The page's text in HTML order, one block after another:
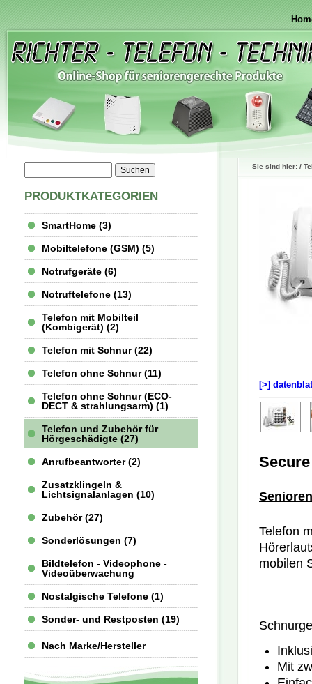
PRODUKTKATEGORIEN
SmartHome (3)
Mobiltelefone (GSM) (5)
Notrufgeräte (6)
Notruftelefone (13)
Telefon mit Mobilteil
(Kombigerät) (2)
Telefon mit Schnur (22)
Telefon ohne Schnur (11)
Telefon ohne Schnur (ECO-
DECT & strahlungsarm) (1)
Telefon und Zubehör für
Hörgeschädigte (27)
Anrufbeantworter (2)
Zusatzklingeln &
Lichtsignalanlagen (10)
Zubehör (27)
Sonderlösungen (7)
Bildtelefon - Videophone -
Videoüberwachung
Nostalgische Telefone (1)
Sonder- und Restposten (19)
Nach Marke/Hersteller
Sie sind hier: /
[>]
Telefon
mobilen
Mit